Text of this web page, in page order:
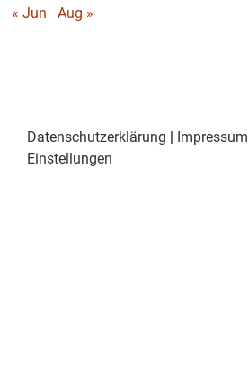
« Jun
Aug »
Datenschutzerklärung | Impressum
Einstellungen